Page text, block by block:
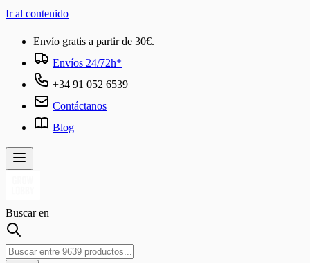
Ir al contenido
Envío gratis a partir de 30€.
Envíos 24/72h*
+34 91 052 6539
Contáctanos
Blog
Buscar en